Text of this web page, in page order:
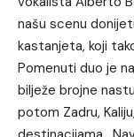
našu scenu
kastanjeta, koji
Pomenuti duo je
bilježe brojne
potom Zadru,